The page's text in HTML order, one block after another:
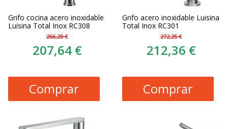
Grifo cocina acero inoxidable
Luisina Total Inox RC308
266,20 €
207,64 €
Comprar
Grifo acero inoxidable Luisina
Total Inox RC301
272,25 €
212,36 €
Comprar